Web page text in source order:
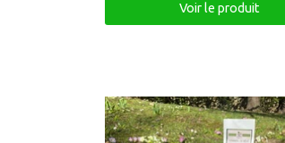
Voir le produit